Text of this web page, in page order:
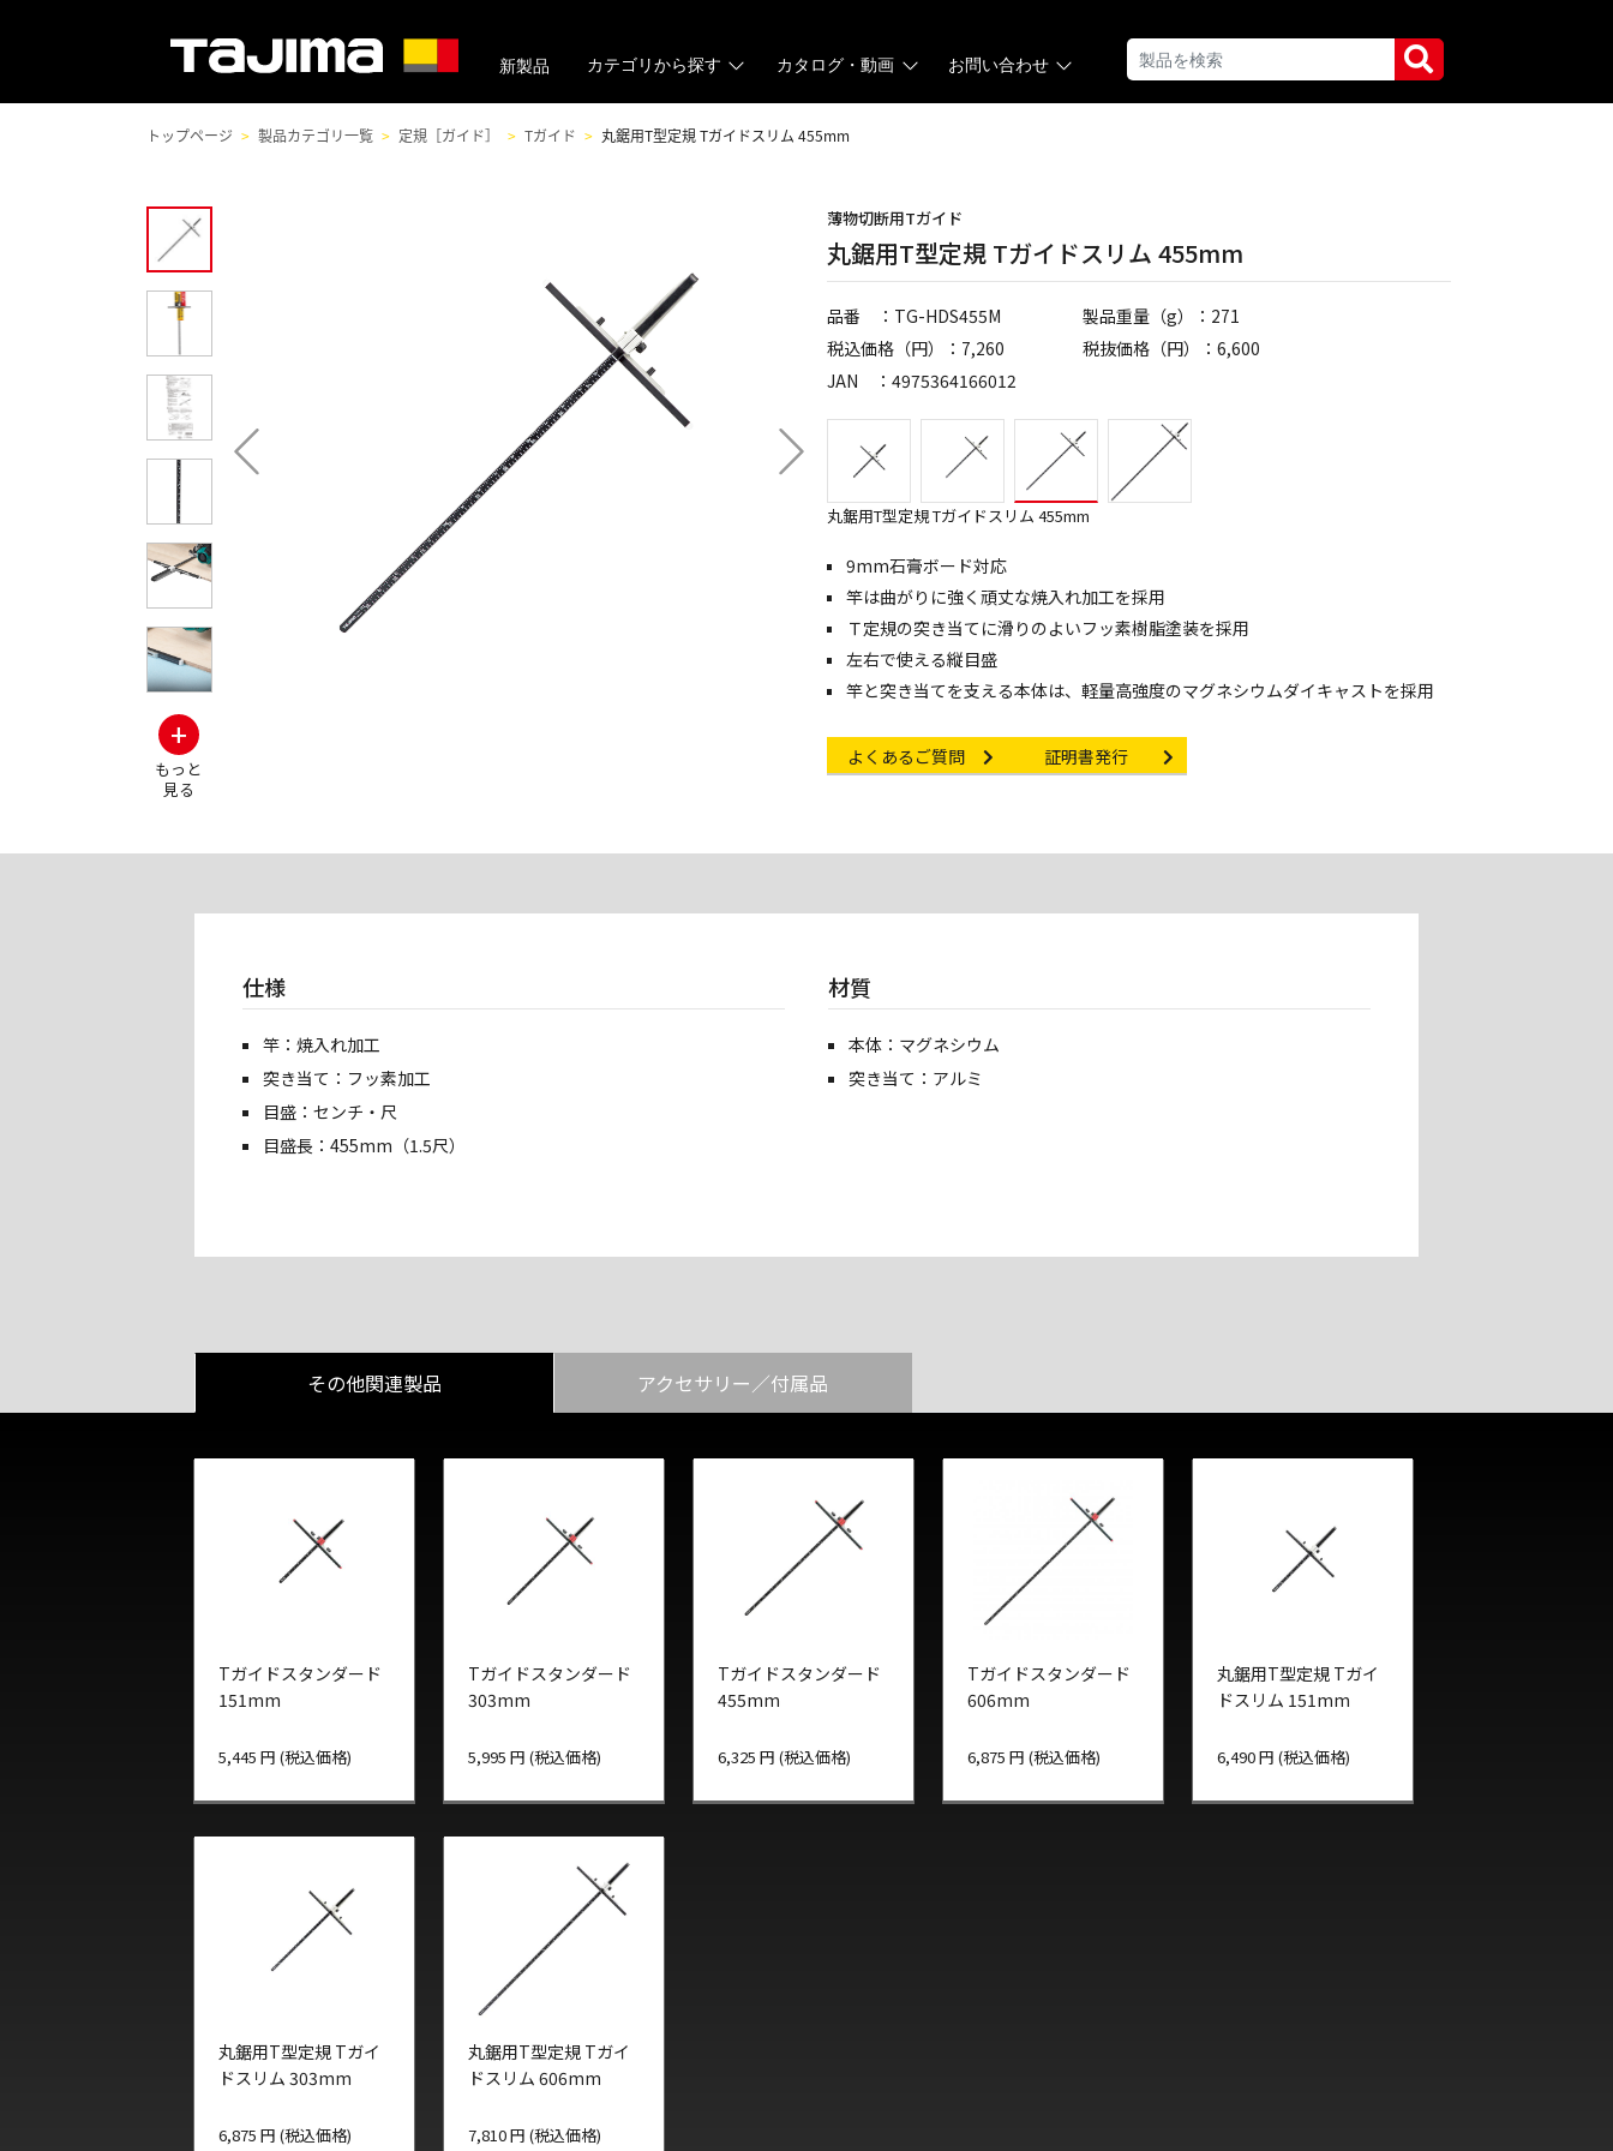
新製品 カテゴリから探す カタログ・動画 お問い合わせ
トップページ 製品カテゴリ一覧 定規［ガイド］ Tガイド 丸鋸用T型定規 Tガイドスリム 455mm
+
もっと
見る
薄物切断用Tガイド
丸鋸用T型定規 Tガイドスリム 455mm
品番 ：TG-HDS455M
製品重量（g）：271
税込価格（円）：7,260
税抜価格（円）：6,600
JAN ：4975364166012
丸鋸用T型定規 Tガイドスリム 455mm
9mm石膏ボード対応
竿は曲がりに強く頑丈な焼入れ加工を採用
Ｔ定規の突き当てに滑りのよいフッ素樹脂塗装を採用
左右で使える縦目盛
竿と突き当てを支える本体は、軽量高強度のマグネシウムダイキャストを採用
Other link
よくあるご質問 Certificate Issuance
証明書発行
仕様
竿：焼入れ加工
突き当て：フッ素加工
目盛：センチ・尺
目盛長：455mm（1.5尺）
材質
本体：マグネシウム
突き当て：アルミ
その他関連製品 アクセサリー／付属品
Tガイドスタンダード
151mm
5,445 円 (税込価格)
Tガイドスタンダード
303mm
5,995 円 (税込価格)
Tガイドスタンダード
455mm
6,325 円 (税込価格)
Tガイドスタンダード
606mm
6,875 円 (税込価格)
丸鋸用T型定規 Tガイ
ドスリム 151mm
6,490 円 (税込価格)
丸鋸用T型定規 Tガイ
ドスリム 303mm
6,875 円 (税込価格)
丸鋸用T型定規 Tガイ
ドスリム 606mm
7,810 円 (税込価格)